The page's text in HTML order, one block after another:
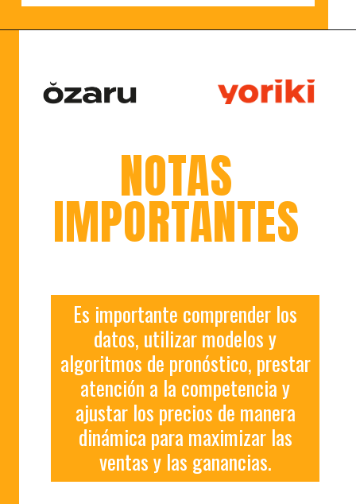
NOTAS
IMPORTANTES
Es importante comprender los
datos, utilizar modelos y
algoritmos de pronóstico, prestar
atención a la competencia y
ajustar los precios de manera
dinámica para maximizar las
ventas y las ganancias.